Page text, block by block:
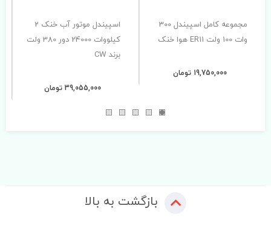
مجموعه کامل اسپیندل 300
وات 100 ولت ER11 هوا خنک
19,750,000 تومان
اسپیندل موتور آب خنک 2
کیلووات 24000 دور 380 ولت
برند CW
39,055,000 تومان
بازگشت به بالا